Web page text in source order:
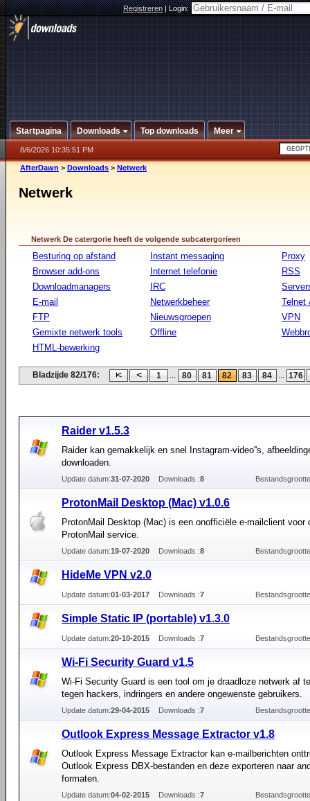
Registreren|Login:
Startpagina Downloads Top downloads Meer
8/6/2026 10:35:51 PM
AfterDawn > Downloads > Netwerk
Netwerk
Netwerk De catergorie heeft de volgende subcatergorieen
Besturing op afstand
Browser add-ons
Downloadmanagers
E-mail
FTP
Gemixte netwerk tools
HTML-bewerking
Instant messaging
Internet telefonie
IRC
Netwerkbeheer
Nieuwsgroepen
Offline
Proxy
RSS
Telnet
VPN
Bladzijde 82/176: 1 ... 80 81 82 83 84 ... 176
Raider v1.5.3
Raider kan gemakkelijk en snel Instagram-video''s,
downloaden.
Update datum:31-07-2020 Downloads :8
ProtonMail Desktop (Mac) v1.0.6
ProtonMail Desktop (Mac) is een onofficiële e-mailclient voor
ProtonMail service.
Update datum:19-07-2020 Downloads :8
HideMe VPN v2.0
Update datum:01-03-2017 Downloads :7
Simple Static IP (portable) v1.3.0
Update datum:20-10-2015 Downloads :7
Wi-Fi Security Guard v1.5
Wi-Fi Security Guard is een tool om je draadloze netwerk af
tegen hackers, indringers en andere ongewenste gebruikers.
Update datum:29-04-2015 Downloads :7
Outlook Express Message Extractor v1.8
Outlook Express Message Extractor kan e-mailberichten
Outlook Express DBX-bestanden en deze exporteren naar
formaten.
Update datum:04-02-2015 Downloads :7